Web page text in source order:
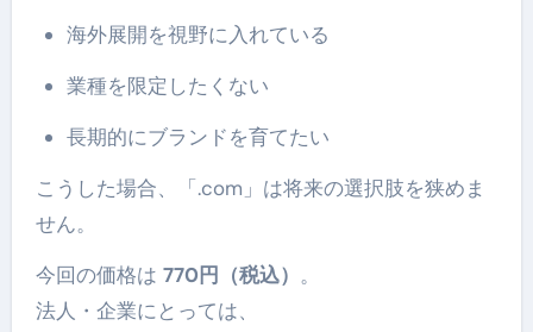
海外展開を視野に入れている
業種を限定したくない
長期的にブランドを育てたい
こうした場合、「.com」は将来の選択肢を狭めま
せん。
今回の価格は 770円（税込） 。
法人・企業にとっては、